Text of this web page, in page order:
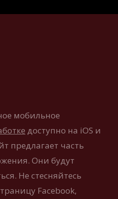
мобильное
доступно на iOS и
предлагает часть
Они будут
Не стесняйтесь
Facebook,